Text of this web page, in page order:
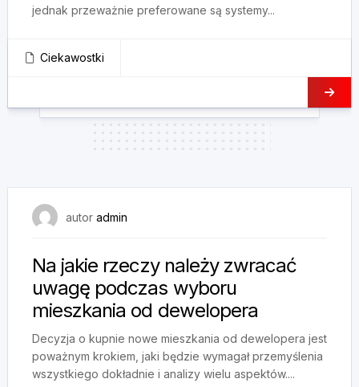
jednak przeważnie preferowane są systemy...
Ciekawostki
autor admin
Na jakie rzeczy należy zwracać
uwagę podczas wyboru
mieszkania od dewelopera
Decyzja o kupnie nowe mieszkania od dewelopera jest
poważnym krokiem, jaki będzie wymagał przemyślenia
wszystkiego dokładnie i analizy wielu aspektów....